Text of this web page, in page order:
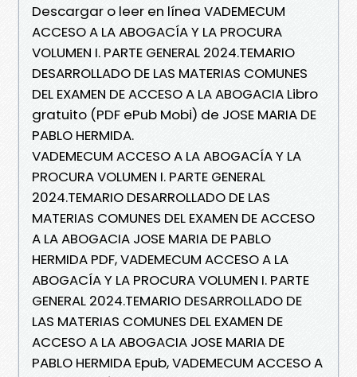
Descargar o leer en línea VADEMECUM
ACCESO A LA ABOGACÍA Y LA PROCURA
VOLUMEN I. PARTE GENERAL 2024.TEMARIO
DESARROLLADO DE LAS MATERIAS COMUNES
DEL EXAMEN DE ACCESO A LA ABOGACIA Libro
gratuito (PDF ePub Mobi) de JOSE MARIA DE
PABLO HERMIDA.
VADEMECUM ACCESO A LA ABOGACÍA Y LA
PROCURA VOLUMEN I. PARTE GENERAL
2024.TEMARIO DESARROLLADO DE LAS
MATERIAS COMUNES DEL EXAMEN DE ACCESO
A LA ABOGACIA JOSE MARIA DE PABLO
HERMIDA PDF, VADEMECUM ACCESO A LA
ABOGACÍA Y LA PROCURA VOLUMEN I. PARTE
GENERAL 2024.TEMARIO DESARROLLADO DE
LAS MATERIAS COMUNES DEL EXAMEN DE
ACCESO A LA ABOGACIA JOSE MARIA DE
PABLO HERMIDA Epub, VADEMECUM ACCESO A